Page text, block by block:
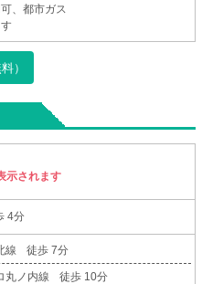
、都市ガス
）
示されます
4分
線 徒歩 7分
丸ノ内線 徒歩 10分